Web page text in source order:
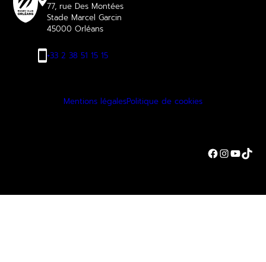
77, rue Des Montées
Stade Marcel Garcin
45000 Orléans
+33 2 38 51 15 15
Mentions légalesPolitique de cookies
Facebook